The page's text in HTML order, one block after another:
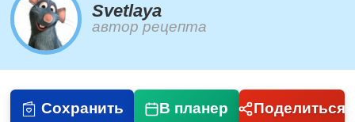
Svetlaya
автор рецепта
Сохранить В планер Поделиться